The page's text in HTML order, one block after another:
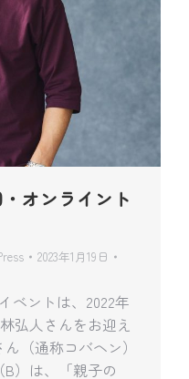
・オンライント
2023年1月19日
ベントは、2022年
弘人さんをお迎え
（通称コバヘン）
）は、「親子の